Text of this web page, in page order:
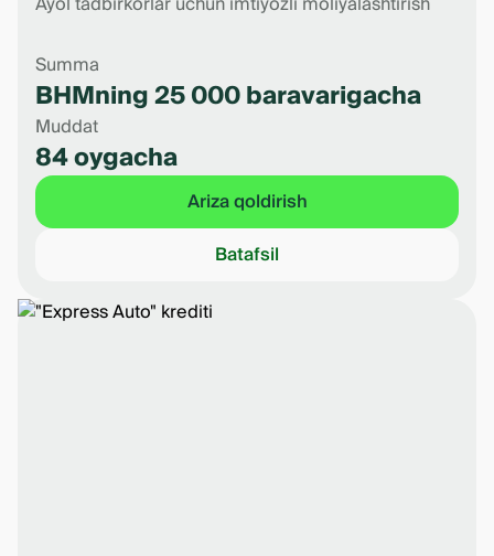
Summa
BHMning 25 000 baravarigacha
Muddat
84 oygacha
Ariza qoldirish
Batafsil